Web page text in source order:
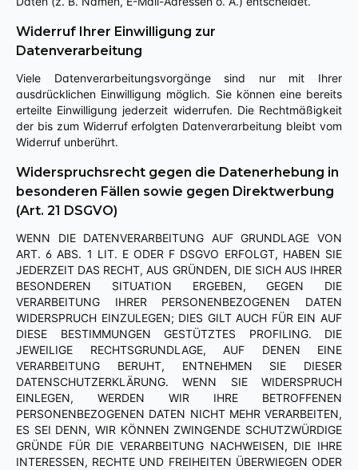
Widerruf Ihrer Einwilligung zur
Datenverarbeitung
Viele Datenverarbeitungsvorgänge sind nur mit Ihrer
ausdrücklichen Einwilligung möglich. Sie können eine bereits
erteilte Einwilligung jederzeit widerrufen. Die Rechtmäßigkeit
der bis zum Widerruf erfolgten Datenverarbeitung bleibt vom
Widerruf unberührt.
Widerspruchsrecht gegen die Datenerhebung in
besonderen Fällen sowie gegen Direktwerbung
(Art. 21 DSGVO)
WENN DIE DATENVERARBEITUNG AUF GRUNDLAGE VON
ART. 6 ABS. 1 LIT. E ODER F DSGVO ERFOLGT, HABEN SIE
JEDERZEIT DAS RECHT, AUS GRÜNDEN, DIE SICH AUS IHRER
BESONDEREN SITUATION ERGEBEN, GEGEN DIE
VERARBEITUNG IHRER PERSONENBEZOGENEN DATEN
WIDERSPRUCH EINZULEGEN; DIES GILT AUCH FÜR EIN AUF
DIESE BESTIMMUNGEN GESTÜTZTES PROFILING. DIE
JEWEILIGE RECHTSGRUNDLAGE, AUF DENEN EINE
VERARBEITUNG BERUHT, ENTNEHMEN SIE DIESER
DATENSCHUTZERKLÄRUNG. WENN SIE WIDERSPRUCH
EINLEGEN, WERDEN WIR IHRE BETROFFENEN
PERSONENBEZOGENEN DATEN NICHT MEHR VERARBEITEN,
ES SEI DENN, WIR KÖNNEN ZWINGENDE SCHUTZWÜRDIGE
GRÜNDE FÜR DIE VERARBEITUNG NACHWEISEN, DIE IHRE
INTERESSEN, RECHTE UND FREIHEITEN ÜBERWIEGEN ODER